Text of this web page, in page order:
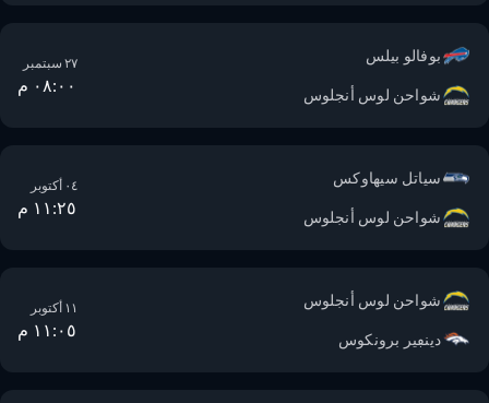
بوفالو بيلس
شواحن لوس أنجلوس ٠٨:٠٠ م
سياتل سيهاوكس
شواحن لوس أنجلوس ١١:٢٥ م
شواحن لوس أنجلوس
دينڢير برونكوس ١١:٠٥ م